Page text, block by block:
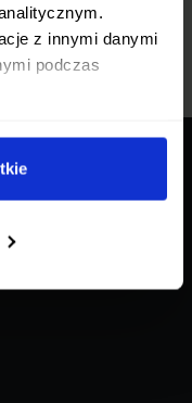
z innymi danymi
podczas
Zapisz się
oferujący szeroki